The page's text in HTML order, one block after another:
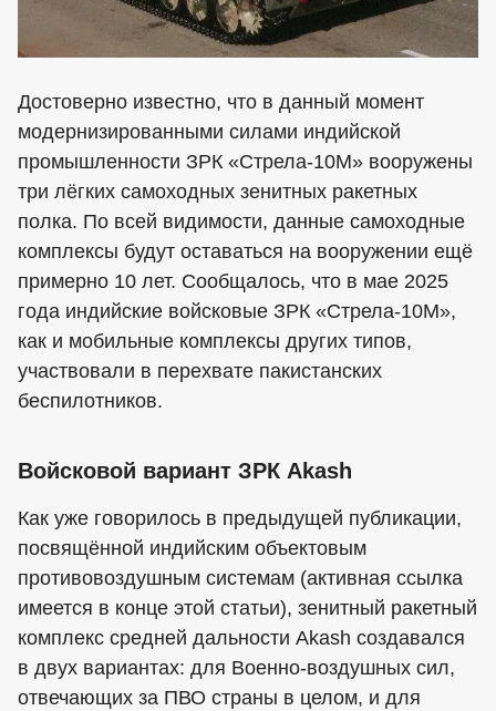
Достоверно известно, что в данный момент
модернизированными силами индийской
промышленности ЗРК «Стрела-10М» вооружены
три лёгких самоходных зенитных ракетных
полка. По всей видимости, данные самоходные
комплексы будут оставаться на вооружении ещё
примерно 10 лет. Сообщалось, что в мае 2025
года индийские войсковые ЗРК «Стрела-10М»,
как и мобильные комплексы других типов,
участвовали в перехвате пакистанских
беспилотников.
Войсковой вариант ЗРК Akash
Как уже говорилось в предыдущей публикации,
посвящённой индийским объектовым
противовоздушным системам (активная ссылка
имеется в конце этой статьи), зенитный ракетный
комплекс средней дальности Akash создавался
в двух вариантах: для Военно-воздушных сил,
отвечающих за ПВО страны в целом, и для